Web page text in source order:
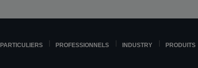
PARTICULIERS PROFESSIONNELS INDUSTRY PRODUITS